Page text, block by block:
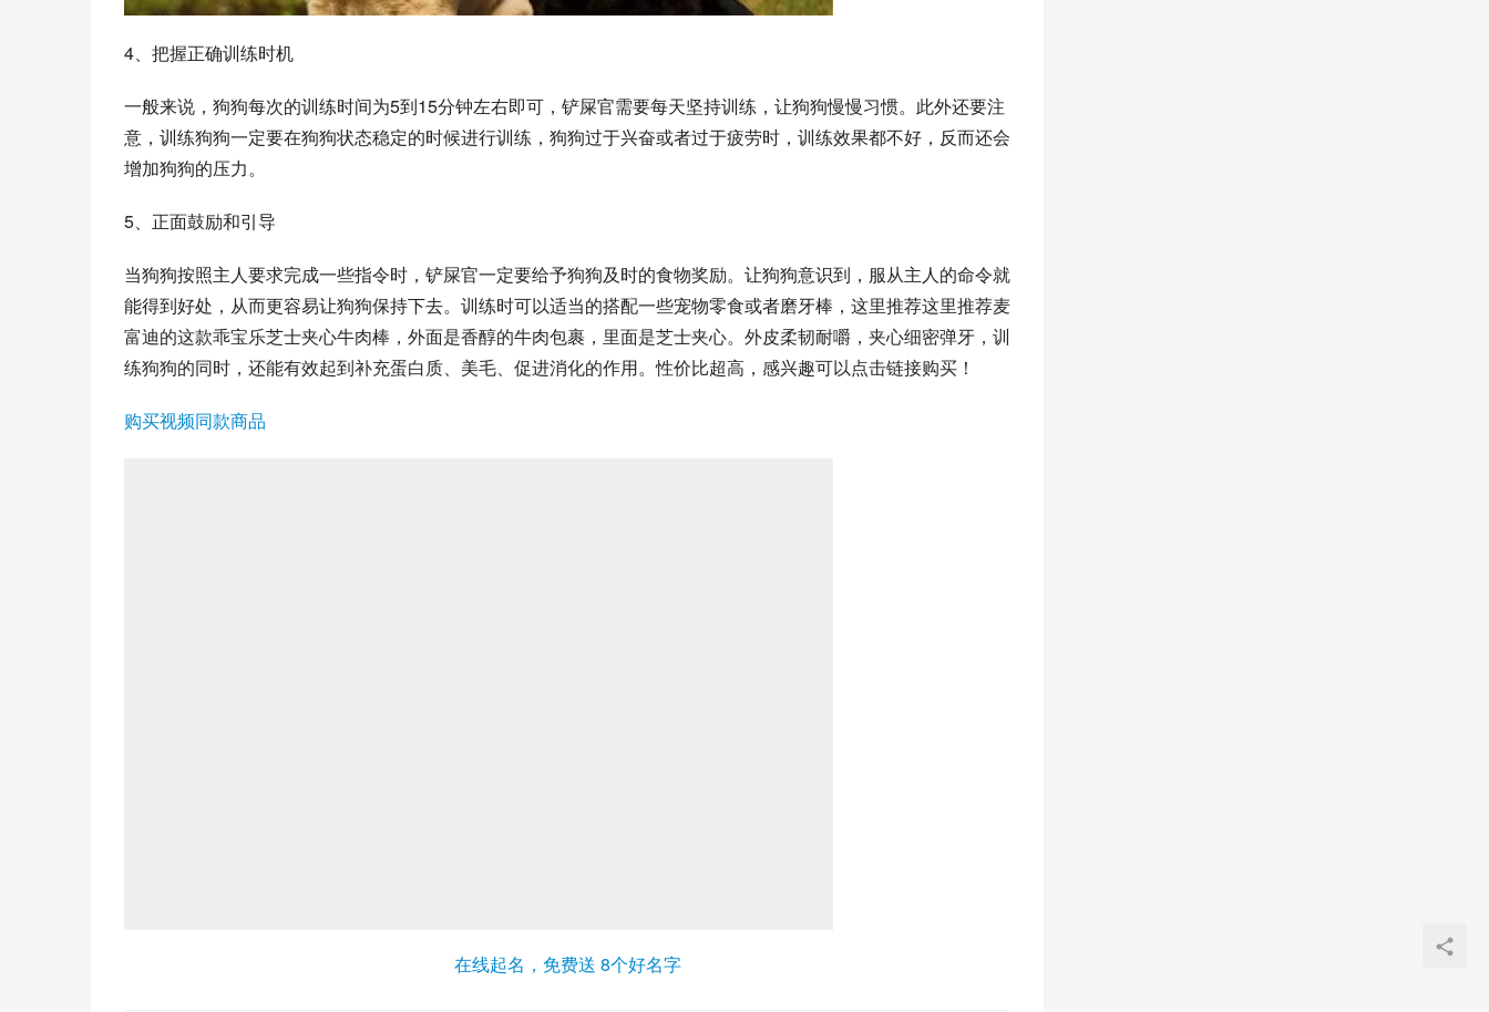
4、把握正确训练时机
一般来说，狗狗每次的训练时间为5到15分钟左右即可，铲屎官需要每天坚持训练，让狗狗慢慢习惯。此外还要注
意，训练狗狗一定要在狗狗状态稳定的时候进行训练，狗狗过于兴奋或者过于疲劳时，训练效果都不好，反而还会
增加狗狗的压力。
5、正面鼓励和引导
当狗狗按照主人要求完成一些指令时，铲屎官一定要给予狗狗及时的食物奖励。让狗狗意识到，服从主人的命令就
能得到好处，从而更容易让狗狗保持下去。训练时可以适当的搭配一些宠物零食或者磨牙棒 ， 这里推荐这里推荐麦
富迪的这款乖宝乐芝士夹心牛肉棒，外面是香醇的牛肉包裹，里面是芝士夹心。外皮柔韧耐嚼，夹心细密弹牙，训
练狗狗的同时，还能有效起到补充蛋白质、美毛、促进消化的作用。性价比超高，感兴趣可以点击链接购买！
购买视频同款商品